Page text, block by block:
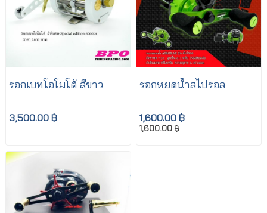
รอกเบทโอโมโต้ สีขาว
3,500.00 ฿
รอกหยดน้ำสไปรอล
1,600.00 ฿
1,600.00 ฿